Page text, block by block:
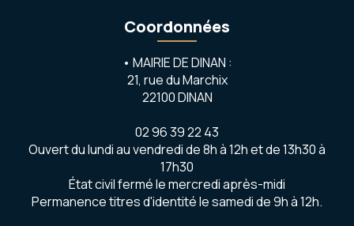
Coordonnées
• MAIRIE DE DINAN :
21, rue du Marchix
22100 DINAN
02 96 39 22 43
Ouvert du lundi au vendredi de 8h à 12h et de 13h30 à
17h30
État civil fermé le mercredi après-midi
Permanence titres d'identité le samedi de 9h à 12h.